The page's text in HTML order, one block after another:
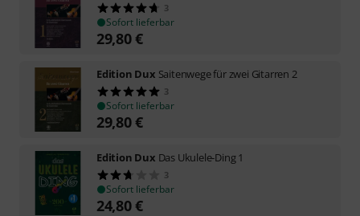
3
Sofort lieferbar
29,80€
Edition Dux Saitenwege für zwei Gitarren 2
3
Sofort lieferbar
29,80€
Edition Dux Das Ukulele-Ding 1
3
Sofort lieferbar
24,80€